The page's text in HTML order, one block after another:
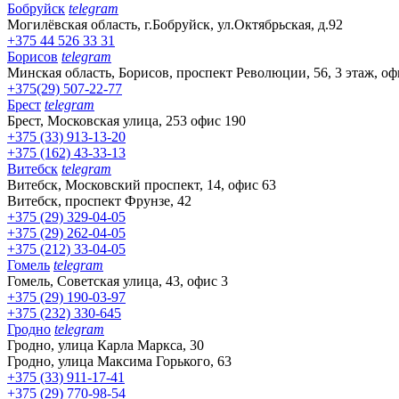
Бобруйск telegram
Могилёвская область, г.Бобруйск, ул.Октябрьская, д.92
+375 44 526 33 31
Борисов telegram
Минская область, Борисов, проспект Революции, 56, 3 этаж,
+375(29) 507-22-77
Брест telegram
Брест, Московская улица, 253 офис 190
+375 (33) 913-13-20
+375 (162) 43-33-13
Витебск telegram
Витебск, Московский проспект, 14, офис 63
Витебск, проспект Фрунзе, 42
+375 (29) 329-04-05
+375 (29) 262-04-05
+375 (212) 33-04-05
Гомель telegram
Гомель, Советская улица, 43, офис 3
+375 (29) 190-03-97
+375 (232) 330-645
Гродно telegram
Гродно, улица Карла Маркса, 30
Гродно, улица Максима Горького, 63
+375 (33) 911-17-41
+375 (29) 770-98-54